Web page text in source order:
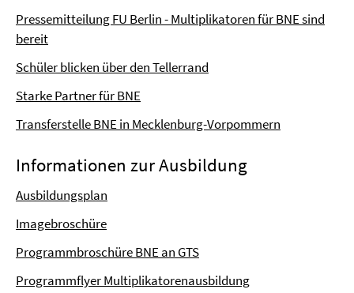
Pressemitteilung FU Berlin - Multiplikatoren für BNE sind
bereit
Schüler blicken über den Tellerrand
Starke Partner für BNE
Transferstelle BNE in Mecklenburg-Vorpommern
Informationen zur Ausbildung
Ausbildungsplan
Imagebroschüre
Programmbroschüre BNE an GTS
Programmflyer Multiplikatorenausbildung